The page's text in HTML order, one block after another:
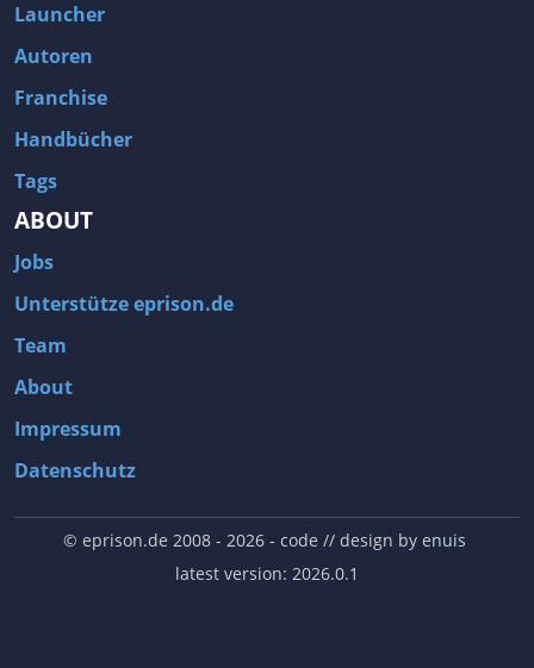
Launcher
Autoren
Franchise
Handbücher
Tags
ABOUT
Jobs
Unterstütze eprison.de
Team
About
Impressum
Datenschutz
© eprison.de 2008 - 2026- code // design by enuis
latest version: 2026.0.1